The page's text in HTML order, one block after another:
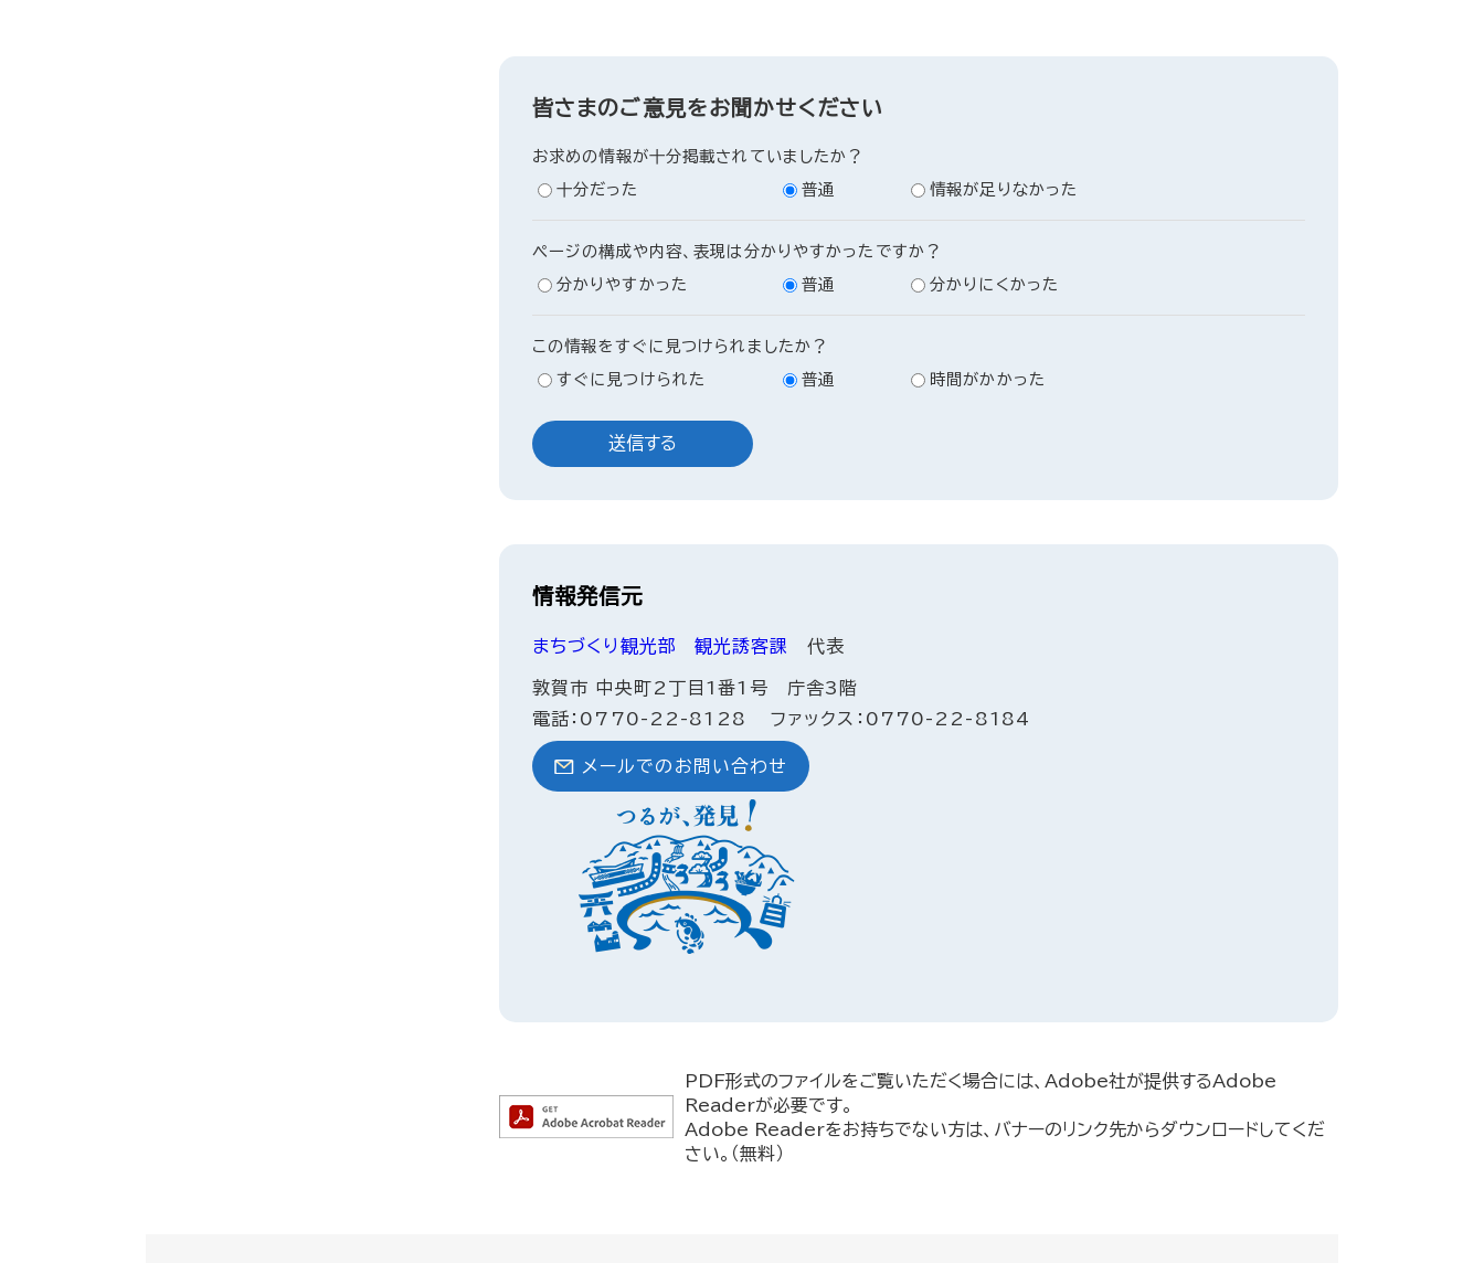
皆さまのご意見をお聞かせください
お求めの情報が十分掲載されていましたか？
十分だった
普通 情報が足りなかった
ページの構成や内容、表現は分かりやすかったですか？
分かりやすかった
普通 分かりにくかった
この情報をすぐに見つけられましたか？
すぐに見つけられた
普通 時間がかかった
情報発信元
まちづくり観光部 観光誘客課 代表
敦賀市 中央町2丁目1番1号 庁舎3階
電話：0770-22-8128
ファックス：0770-22-8184
メールでのお問い合わせ
PDF形式のファイルをご覧いただく場合には、Adobe社が提供するAdobe
Readerが必要です。
Adobe Readerをお持ちでない方は、バナーのリンク先からダウンロードしてくだ
さい。（無料）